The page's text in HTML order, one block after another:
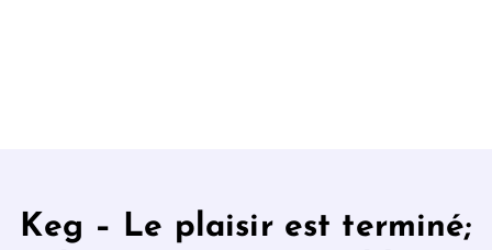
Keg – Le plaisir est terminé;